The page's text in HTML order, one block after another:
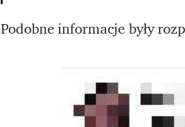
Podobne informacje były